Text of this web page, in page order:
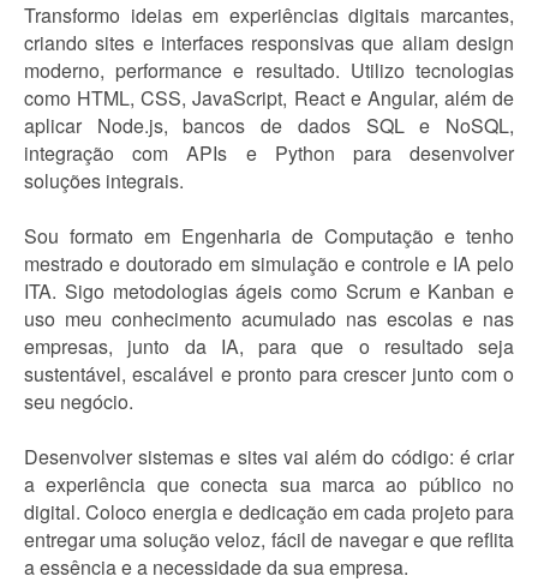
Transformo ideias em experiências digitais marcantes,
criando sites e interfaces responsivas que aliam design
moderno, performance e resultado. Utilizo tecnologias
como HTML, CSS, JavaScript, React e Angular, além de
aplicar Node.js, bancos de dados SQL e NoSQL,
integração com APIs e Python para desenvolver
soluções integrais.
Sou formato em Engenharia de Computação e tenho
mestrado e doutorado em simulação e controle e IA pelo
ITA. Sigo metodologias ágeis como Scrum e Kanban e
uso meu conhecimento acumulado nas escolas e nas
empresas, junto da IA, para que o resultado seja
sustentável, escalável e pronto para crescer junto com o
seu negócio.
Desenvolver sistemas e sites vai além do código: é criar
a experiência que conecta sua marca ao público no
digital. Coloco energia e dedicação em cada projeto para
entregar uma solução veloz, fácil de navegar e que reflita
a essência e a necessidade da sua empresa.